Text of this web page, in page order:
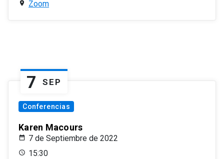
Zoom
7 SEP
Conferencias
Karen Macours
7 de Septiembre de 2022
15:30